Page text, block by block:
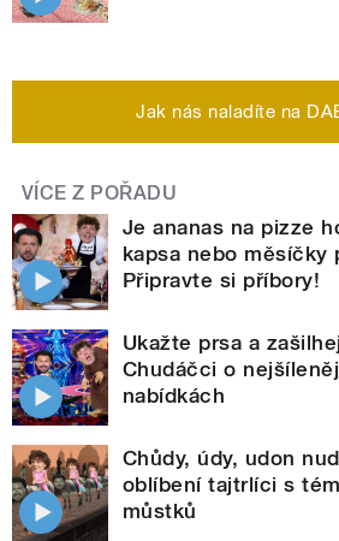
Jak nás naladíte na
VÍCE Z POŘADU
Je ananas na pizze
kapsa nebo měsíčky
Připravte si příbory!
Ukažte prsa a
Chudáčci o
nabídkách
Chůdy, údy, udon
oblíbení tajtrlíci s
můstků